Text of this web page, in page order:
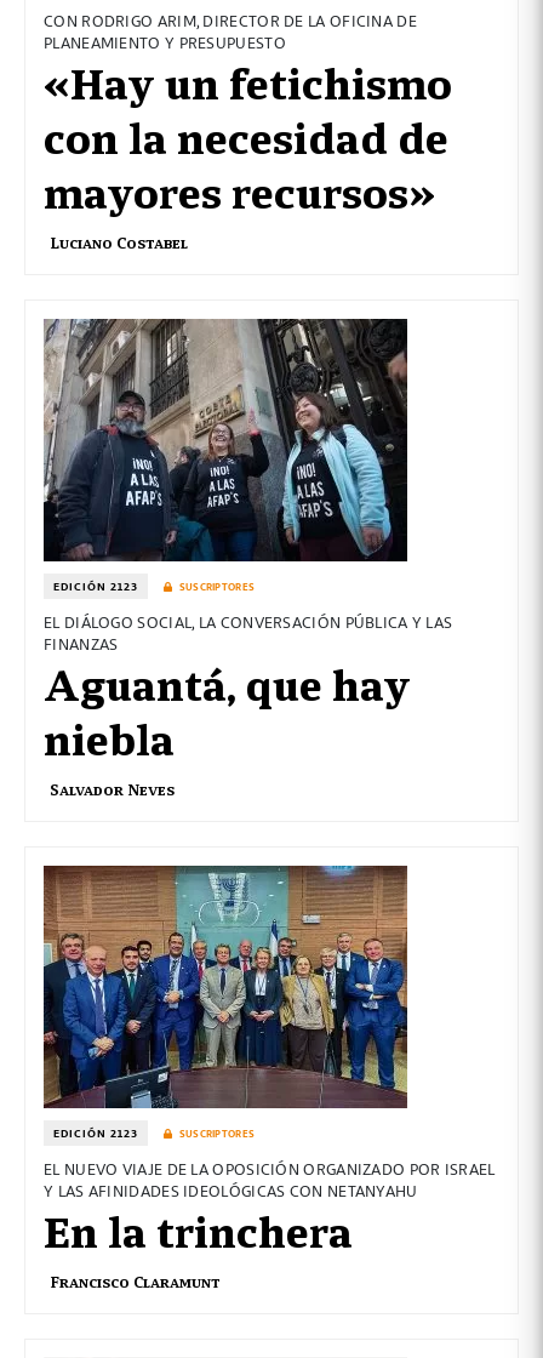
CON RODRIGO ARIM, DIRECTOR DE LA OFICINA DE
PLANEAMIENTO Y PRESUPUESTO
«Hay un fetichismo
con la necesidad de
mayores recursos»
Luciano Costabel
EDICIÓN 2123 SUSCRIPTORES
EL DIÁLOGO SOCIAL, LA CONVERSACIÓN PÚBLICA Y LAS
FINANZAS
Aguantá, que hay
niebla
Salvador Neves
EDICIÓN 2123 SUSCRIPTORES
EL NUEVO VIAJE DE LA OPOSICIÓN ORGANIZADO POR ISRAEL
Y LAS AFINIDADES IDEOLÓGICAS CON NETANYAHU
En la trinchera
Francisco Claramunt